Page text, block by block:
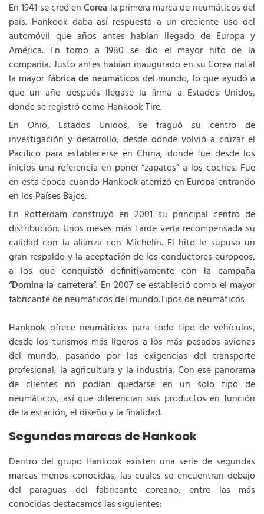
En 1941 se creó enCorea la primera marca de neumáticos del
país. Hankook daba así respuesta a un creciente uso del
automóvil que años antes habían llegado de Europa y
América. En torno a 1980 se dio el mayor hito de la
compañía. Justo antes habían inaugurado en su Corea natal
la mayor fábrica de neumáticos del mundo, lo que ayudó a
que un año después llegase la firma a Estados Unidos,
donde se registró como Hankook Tire.
En Ohio, Estados Unidos, se fraguó su centro de
investigación y desarrollo, desde donde volvió a cruzar el
Pacífico para establecerse en China, donde fue desde los
inicios una referencia en poner “zapatos” a los coches. Fue
en esta época cuando Hankook aterrizó en Europa entrando
en los Países Bajos.
En Rotterdam construyó en 2001 su principal centro de
distribución. Unos meses más tarde vería recompensada su
calidad con la alianza con Michelín. El hito le supuso un
gran respaldo y la aceptación de los conductores europeos,
a los que conquistó definitivamente con la campaña
“Domina la carretera”. En 2007 se estableció como el mayor
fabricante de neumáticos del mundo.Tipos de neumáticos
Hankook ofrece neumáticos para todo tipo de vehículos,
desde los turismos más ligeros a los más pesados aviones
del mundo, pasando por las exigencias del transporte
profesional, la agricultura y la industria. Con ese panorama
de clientes no podían quedarse en un solo tipo de
neumáticos, así que diferencian sus productos en función
de la estación, el diseño y la finalidad.
Segundas marcas de Hankook
Dentro del grupo Hankook existen una serie de segundas
marcas menos conocidas, las cuales se encuentran debajo
del paraguas del fabricante coreano, entre las más
conocidas destacamos las siguientes: